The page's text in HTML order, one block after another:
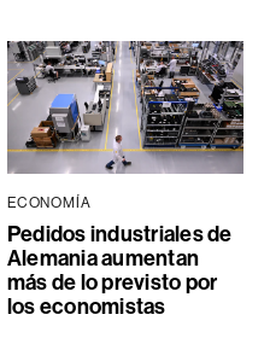
ECONOMÍA
Pedidos industriales de
Alemania aumentan
más de lo previsto por
los economistas